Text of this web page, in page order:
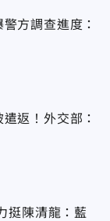
方調查進度：
返！外交部：
挺陳清龍：藍